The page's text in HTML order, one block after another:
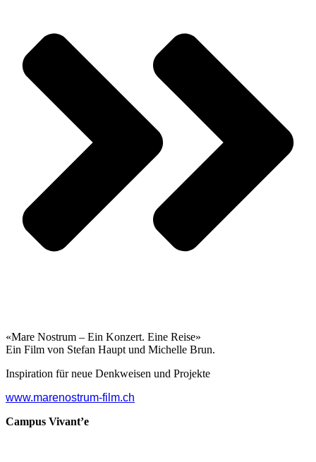
«Mare Nostrum – Ein Konzert. Eine Reise»
Ein Film von Stefan Haupt und Michelle Brun.
Inspiration für neue Denkweisen und Projekte
www.marenostrum-film.ch
Campus Vivant’e